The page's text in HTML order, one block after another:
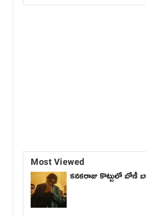
Most Viewed
కనకరాజు కొట్టులో బోణీ